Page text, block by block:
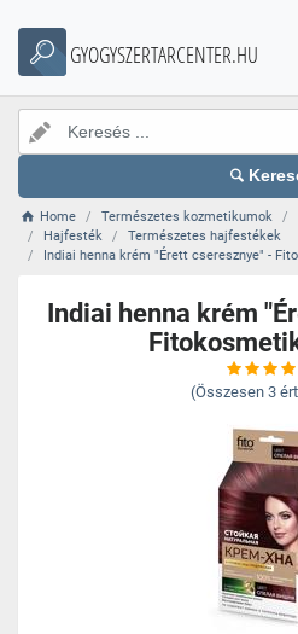
GYOGYSZERTARCENTER.HU
Home Természetes kozmetikumok
Hajfesték
Természetes hajfestékek
Indiai henna krém "Érett cseresznye" -
Indiai henna krém
(Összesen 3